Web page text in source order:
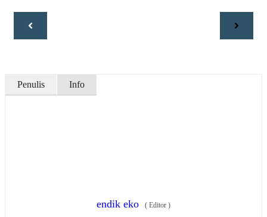
Penulis Info
endik eko ( Editor )